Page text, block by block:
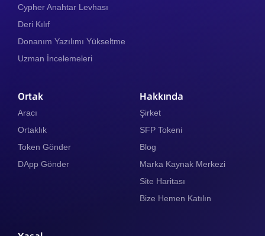
Cypher Anahtar Levhası
Deri Kılıf
Donanım Yazılımı Yükseltme
Uzman İncelemeleri
Ortak
Aracı
Ortaklık
Token Gönder
DApp Gönder
Hakkında
Şirket
SFP Tokeni
Blog
Marka Kaynak Merkezi
Site Haritası
Bize Hemen Katılın